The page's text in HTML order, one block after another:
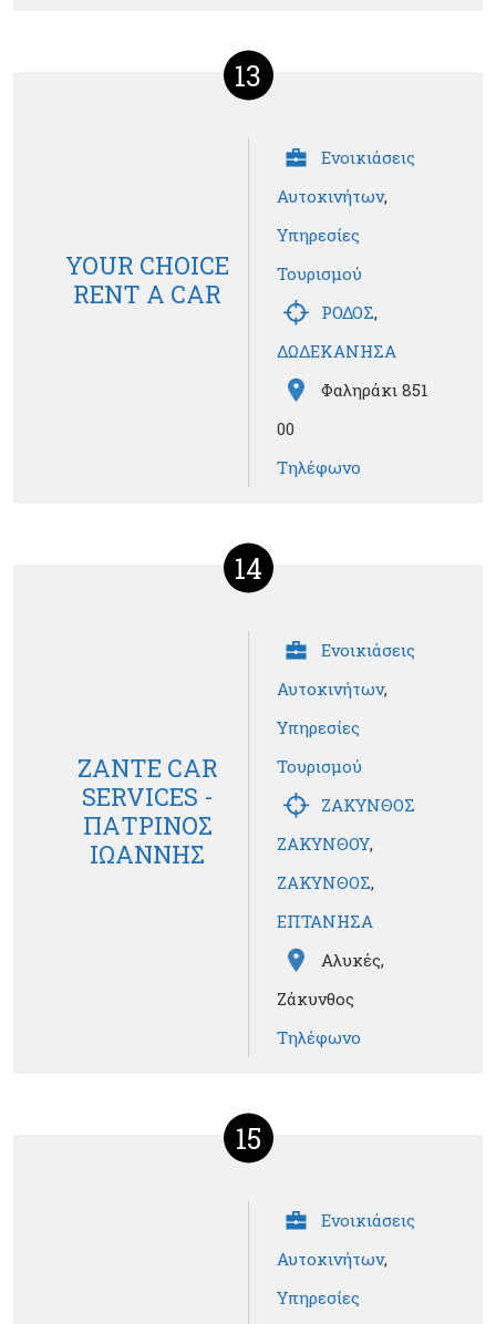
13
YOUR CHOICE
RENT A CAR
Ενοικιάσεις
Αυτοκινήτων,
Υπηρεσίες
Τουρισμού
ΡΟΔΟΣ,
ΔΩΔΕΚΑΝΗΣΑ
Φαληράκι 851
00
Τηλέφωνο
14
ZANTE CAR
SERVICES -
ΠΑΤΡΙΝΟΣ
ΙΩΑΝΝΗΣ
Ενοικιάσεις
Αυτοκινήτων,
Υπηρεσίες
Τουρισμού
ΖΑΚΥΝΘΟΣ
ΖΑΚΥΝΘΟΥ,
ΖΑΚΥΝΘΟΣ,
ΕΠΤΑΝΗΣΑ
Αλυκές,
Ζάκυνθος
Τηλέφωνο
15
Ενοικιάσεις
Αυτοκινήτων,
Υπηρεσίες